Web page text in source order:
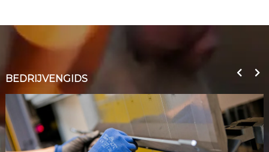
BEDRIJVENGIDS